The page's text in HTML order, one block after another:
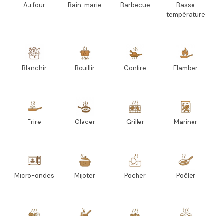
Au four Bain-marie Barbecue
Basse
température
Blanchir Bouillir Confire Flamber
Frire Glacer Griller Mariner
Micro-ondes Mijoter Pocher Poêler